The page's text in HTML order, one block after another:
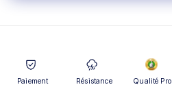
Paiement
Résistance
Qualité Pro.